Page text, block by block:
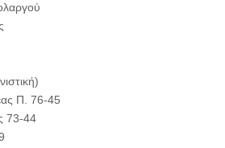
Π. 76-45
73-44